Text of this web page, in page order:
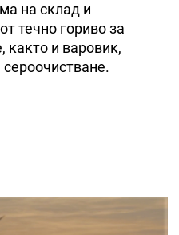
на склад и
течно гориво за
както и варовик,